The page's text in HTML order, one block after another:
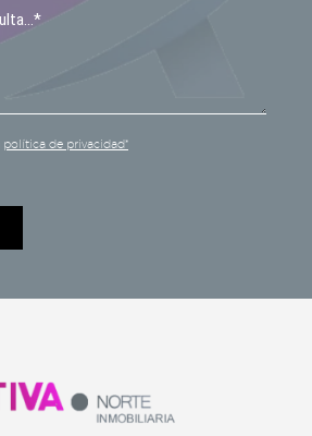
política de privacidad*